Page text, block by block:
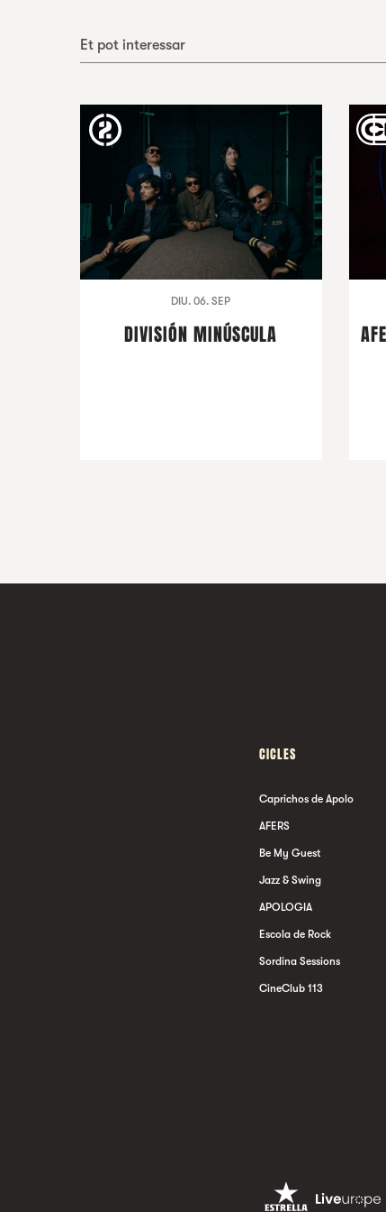
Et pot interessar
DIU. 06. SEP
DIVISIÓN MINÚSCULA
CICLES
Caprichos de Apolo
AFERS
Be My Guest
Jazz & Swing
APOLOGIA
Escola de Rock
Sordina Sessions
CineClub 113